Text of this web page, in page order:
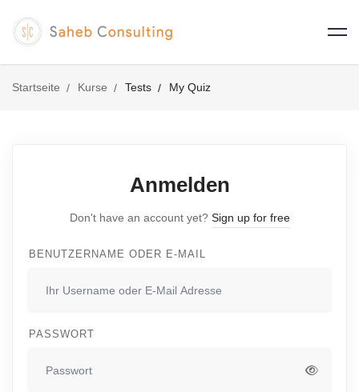
Startseite Kurse Tests My Quiz
Anmelden
Don't have an account yet? Sign up for free
BENUTZERNAME ODER E-MAIL
PASSWORT